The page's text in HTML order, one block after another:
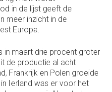
in de lijst geeft de
meer inzicht in de
Europa.
in maart drie procent groter
de productie al acht
Frankrijk en Polen groeide
Ierland was er voor het